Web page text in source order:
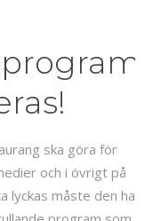
ska göra för
och i övrigt på
lyckas måste den ha